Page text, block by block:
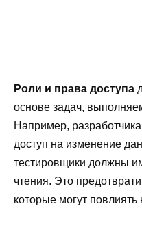
Роли и права доступа
основе задач,
Например,
доступ на изменение
тестировщики должны
чтения. Это
которые могут повлиять